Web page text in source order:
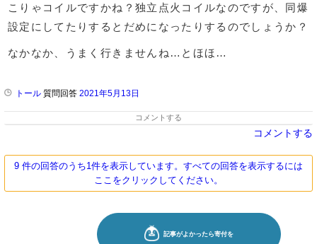
こりゃコイルですかね？独立点火コイルなのですが、同爆
設定にしてたりするとだめになったりするのでしょうか？
なかなか、うまく行きませんね…とほほ…
トール 質問回答 2021年5月13日
コメントする
コメントする
9 件の回答のうち1件を表示しています。すべての回答を表示するには
ここをクリックしてください。